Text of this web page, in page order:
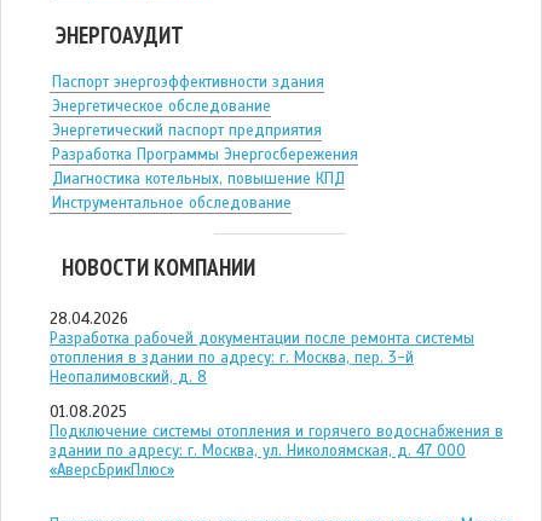
ЭНЕРГОАУДИТ
Паспорт энергоэффективности здания
Энергетическое обследование
Энергетический паспорт предприятия
Разработка Программы Энергосбережения
Диагностика котельных, повышение КПД
Инструментальное обследование
НОВОСТИ КОМПАНИИ
28.04.2026
Разработка рабочей документации после ремонта системы
отопления в здании по адресу: г. Москва, пер. 3-й
Неопалимовский, д. 8
01.08.2025
Подключение системы отопления и горячего водоснабжения в
здании по адресу: г. Москва, ул. Николоямская, д. 47 ООО
«АверсБрикПлюс»